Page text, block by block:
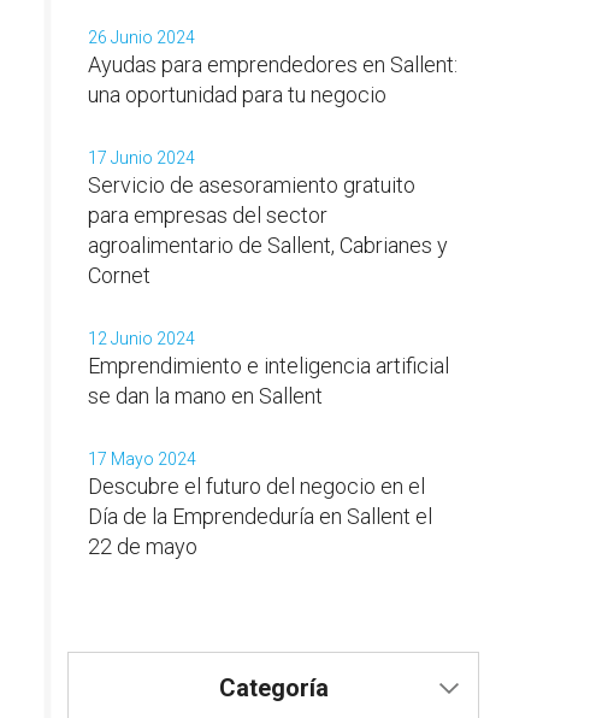
26 Junio 2024
Ayudas para emprendedores en Sallent:
una oportunidad para tu negocio
17 Junio 2024
Servicio de asesoramiento gratuito
para empresas del sector
agroalimentario de Sallent, Cabrianes y
Cornet
12 Junio 2024
Emprendimiento e inteligencia artificial
se dan la mano en Sallent
17 Mayo 2024
Descubre el futuro del negocio en el
Día de la Emprendeduría en Sallent el
22 de mayo
Categoría